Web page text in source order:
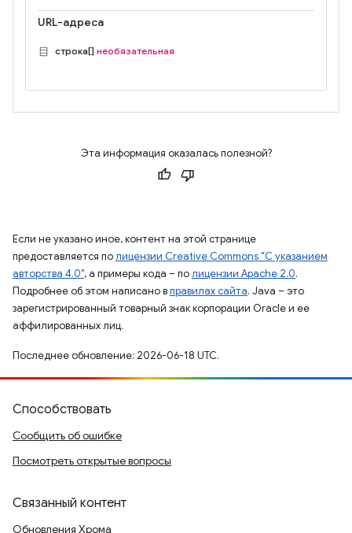
URL-адреса
строка[] необязательная
Эта информация оказалась полезной?
Если не указано иное, контент на этой странице
предоставляется полицензии Creative Commons "С указанием
авторства 4.0", а примеры кода – полицензии Apache 2.0.
Подробнее об этом написано вправилах сайта. Java – это
зарегистрированный товарный знак корпорации Oracle и ее
аффилированных лиц.
Последнее обновление: 2026-06-18 UTC.
Способствовать
Сообщить об ошибке
Посмотреть открытые вопросы
Связанный контент
Обновления Хрома